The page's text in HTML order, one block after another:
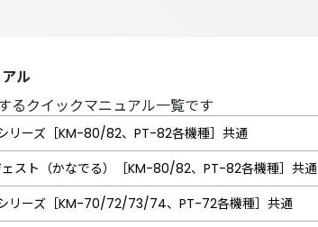
ル
るクイックマニュアル一覧です
リーズ ［KM-80/82、PT-82各機種］共通
スト（かなでる）
［KM-80/82、PT-82各機種］共通
リーズ ［KM-70/72/73/74、PT-72各機種］共通